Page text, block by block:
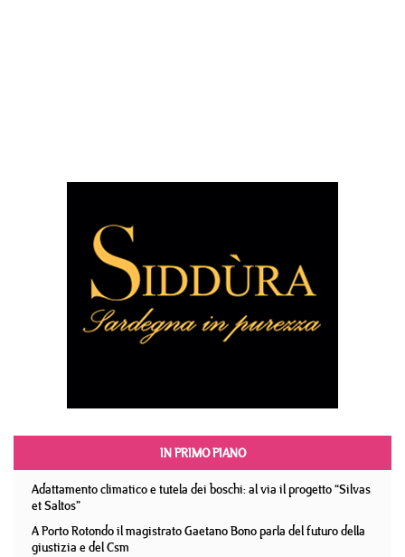
IN PRIMO PIANO
Adattamento climatico e tutela dei boschi: al via il progetto “Silvas
et Saltos”
A Porto Rotondo il magistrato Gaetano Bono parla del futuro della
giustizia e del Csm